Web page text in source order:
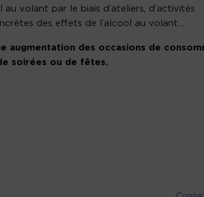
volant par le biais d’ateliers, d’activités
des effets de l’alcool au volant…
augmentation des occasions de
soirées ou de fêtes.